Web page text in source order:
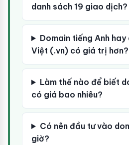
danh sách 19 giao dịch?
Domain tiếng Anh
Việt (.vn) có giá trị hơn?
Làm thế nào để biết
có giá bao nhiêu?
Có nên đầu tư vào
giờ?